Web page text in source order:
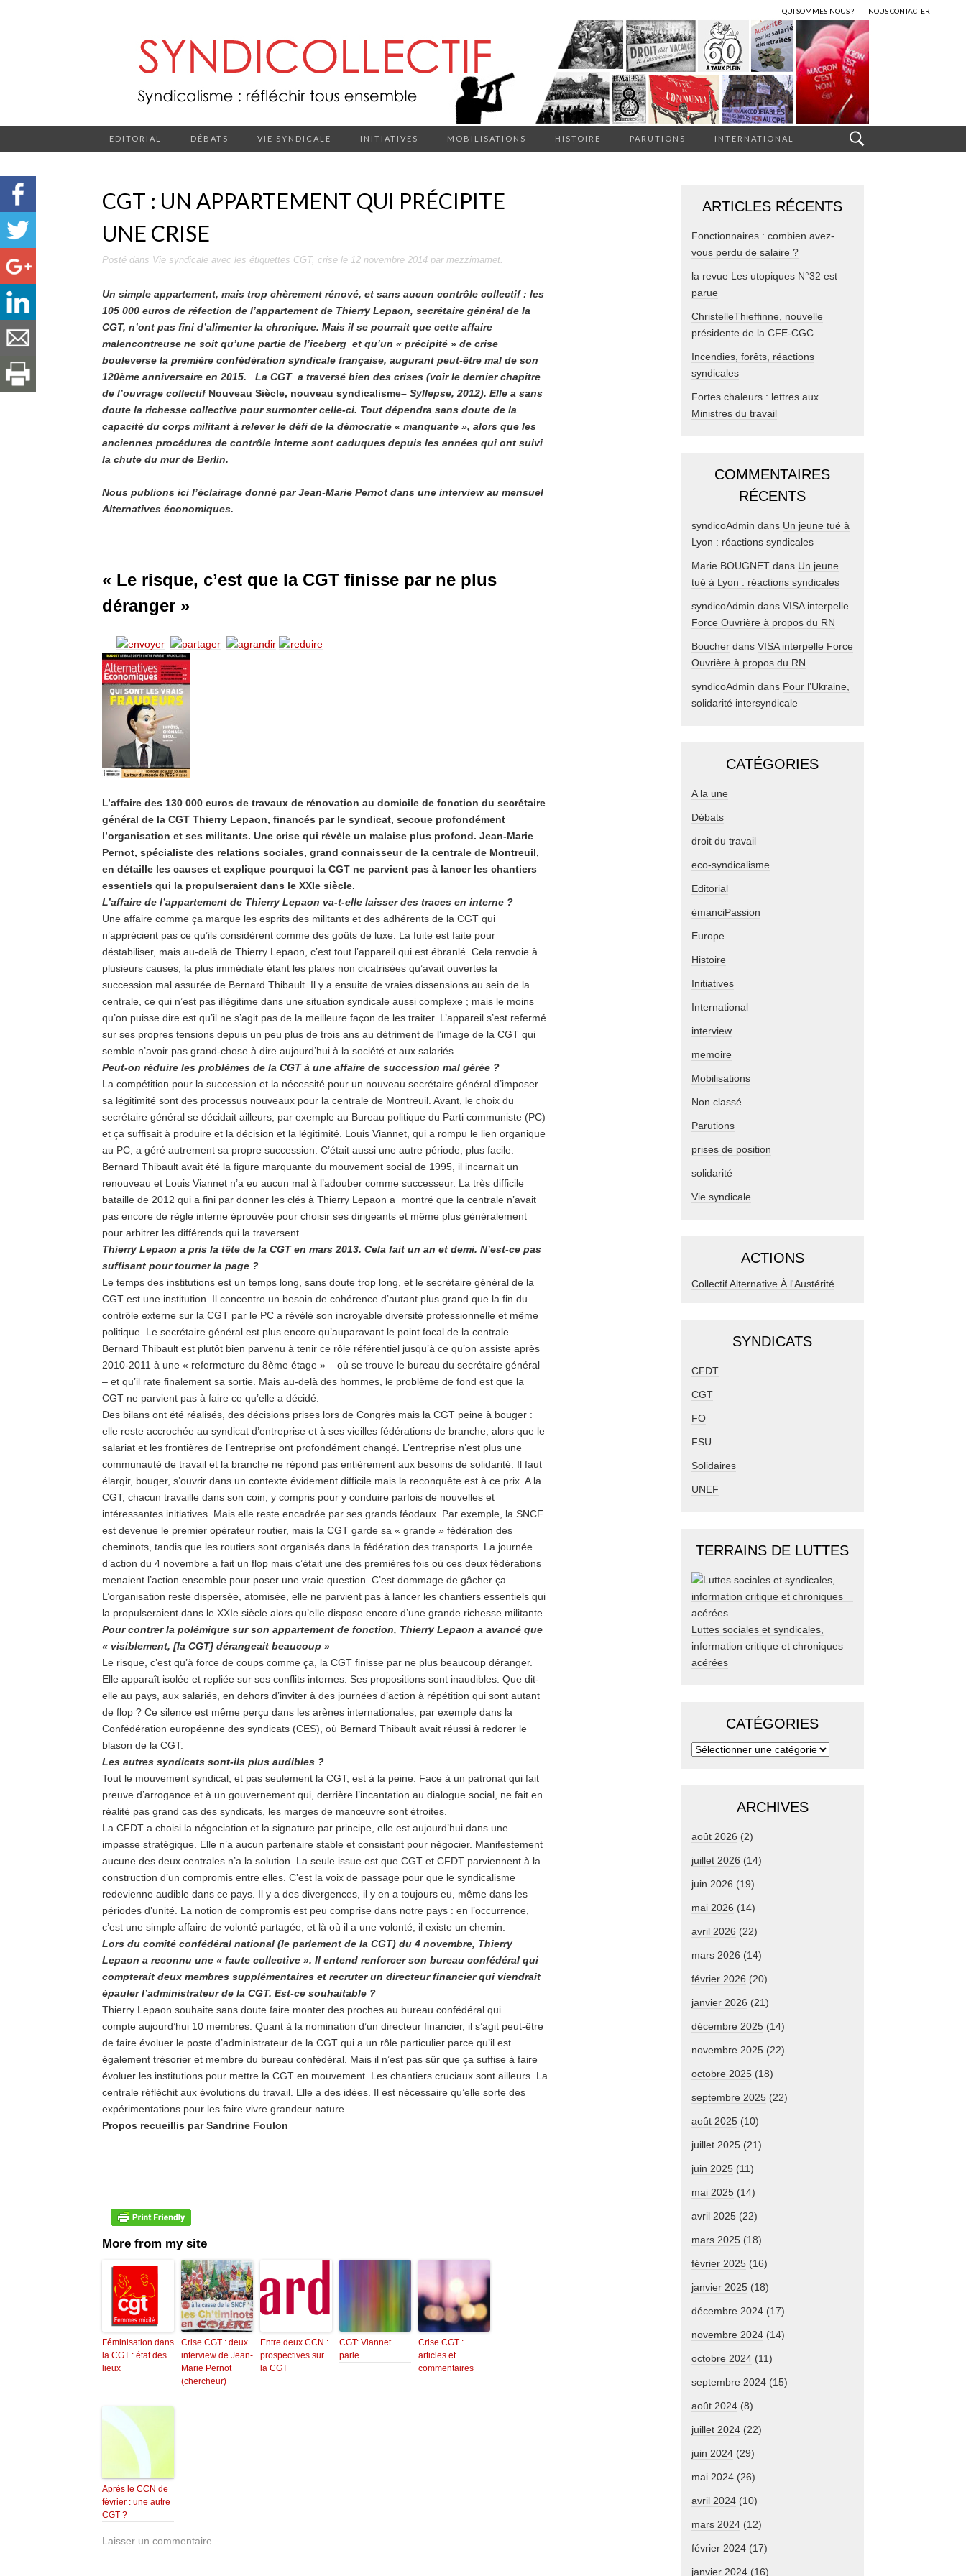
QUI SOMMES-NOUS ? NOUS CONTACTER
EDITORIAL DÉBATS VIE SYNDICALE INITIATIVES MOBILISATIONS HISTOIRE PARUTIONS INTERNATIONAL
CGT : UN APPARTEMENT QUI PRÉCIPITE
UNE CRISE
Posté dans Vie syndicale avec les étiquettes CGT, crise le 12 novembre 2014 par mezzimamet.
Un simple appartement, mais trop chèrement rénové, et sans aucun contrôle collectif : les
105 000 euros de réfection de l’appartement de Thierry Lepaon, secrétaire général de la
CGT, n’ont pas fini d’alimenter la chronique. Mais il se pourrait que cette affaire
malencontreuse ne soit qu’une partie de l’iceberg et qu’un « précipité » de crise
bouleverse la première confédération syndicale française, augurant peut-être mal de son
120ème anniversaire en 2015. La CGT a traversé bien des crises (voir le dernier chapitre
de l’ouvrage collectif Nouveau Siècle, nouveau syndicalisme– Syllepse, 2012). Elle a sans
doute la richesse collective pour surmonter celle-ci. Tout dépendra sans doute de la
capacité du corps militant à relever le défi de la démocratie « manquante », alors que les
anciennes procédures de contrôle interne sont caduques depuis les années qui ont suivi
la chute du mur de Berlin.
Nous publions ici l’éclairage donné par Jean-Marie Pernot dans une interview au mensuel
Alternatives économiques.
« Le risque, c’est que la CGT finisse par ne plus
déranger »
L’affaire des 130 000 euros de travaux de rénovation au domicile de fonction du secrétaire
général de la CGT Thierry Lepaon, financés par le syndicat, secoue profondément
l’organisation et ses militants. Une crise qui révèle un malaise plus profond. Jean-Marie
Pernot, spécialiste des relations sociales, grand connaisseur de la centrale de Montreuil,
en détaille les causes et explique pourquoi la CGT ne parvient pas à lancer les chantiers
essentiels qui la propulseraient dans le XXIe siècle.
L’affaire de l’appartement de Thierry Lepaon va-t-elle laisser des traces en interne ?
Une affaire comme ça marque les esprits des militants et des adhérents de la CGT qui
n’apprécient pas ce qu’ils considèrent comme des goûts de luxe. La fuite est faite pour
déstabiliser, mais au-delà de Thierry Lepaon, c’est tout l’appareil qui est ébranlé. Cela renvoie à
plusieurs causes, la plus immédiate étant les plaies non cicatrisées qu’avait ouvertes la
succession mal assurée de Bernard Thibault. Il y a ensuite de vraies dissensions au sein de la
centrale, ce qui n’est pas illégitime dans une situation syndicale aussi complexe ; mais le moins
qu’on puisse dire est qu’il ne s’agit pas de la meilleure façon de les traiter. L’appareil s’est refermé
sur ses propres tensions depuis un peu plus de trois ans au détriment de l’image de la CGT qui
semble n’avoir pas grand-chose à dire aujourd’hui à la société et aux salariés.
Peut-on réduire les problèmes de la CGT à une affaire de succession mal gérée ?
La compétition pour la succession et la nécessité pour un nouveau secrétaire général d’imposer
sa légitimité sont des processus nouveaux pour la centrale de Montreuil. Avant, le choix du
secrétaire général se décidait ailleurs, par exemple au Bureau politique du Parti communiste (PC)
et ça suffisait à produire et la décision et la légitimité. Louis Viannet, qui a rompu le lien organique
au PC, a géré autrement sa propre succession. C’était aussi une autre période, plus facile.
Bernard Thibault avait été la figure marquante du mouvement social de 1995, il incarnait un
renouveau et Louis Viannet n’a eu aucun mal à l’adouber comme successeur. La très difficile
bataille de 2012 qui a fini par donner les clés à Thierry Lepaon a montré que la centrale n’avait
pas encore de règle interne éprouvée pour choisir ses dirigeants et même plus généralement
pour arbitrer les différends qui la traversent.
Thierry Lepaon a pris la tête de la CGT en mars 2013. Cela fait un an et demi. N’est-ce pas
suffisant pour tourner la page ?
Le temps des institutions est un temps long, sans doute trop long, et le secrétaire général de la
CGT est une institution. Il concentre un besoin de cohérence d’autant plus grand que la fin du
contrôle externe sur la CGT par le PC a révélé son incroyable diversité professionnelle et même
politique. Le secrétaire général est plus encore qu’auparavant le point focal de la centrale.
Bernard Thibault est plutôt bien parvenu à tenir ce rôle référentiel jusqu’à ce qu’on assiste après
2010-2011 à une « refermeture du 8ème étage » – où se trouve le bureau du secrétaire général
– et qu’il rate finalement sa sortie. Mais au-delà des hommes, le problème de fond est que la
CGT ne parvient pas à faire ce qu’elle a décidé.
Des bilans ont été réalisés, des décisions prises lors de Congrès mais la CGT peine à bouger :
elle reste accrochée au syndicat d’entreprise et à ses vieilles fédérations de branche, alors que le
salariat et les frontières de l’entreprise ont profondément changé. L’entreprise n’est plus une
communauté de travail et la branche ne répond pas entièrement aux besoins de solidarité. Il faut
élargir, bouger, s’ouvrir dans un contexte évidement difficile mais la reconquête est à ce prix. A la
CGT, chacun travaille dans son coin, y compris pour y conduire parfois de nouvelles et
intéressantes initiatives. Mais elle reste encadrée par ses grands féodaux. Par exemple, la SNCF
est devenue le premier opérateur routier, mais la CGT garde sa « grande » fédération des
cheminots, tandis que les routiers sont organisés dans la fédération des transports. La journée
d’action du 4 novembre a fait un flop mais c’était une des premières fois où ces deux fédérations
menaient l’action ensemble pour poser une vraie question. C’est dommage de gâcher ça.
L’organisation reste dispersée, atomisée, elle ne parvient pas à lancer les chantiers essentiels qui
la propulseraient dans le XXIe siècle alors qu’elle dispose encore d’une grande richesse militante.
Pour contrer la polémique sur son appartement de fonction, Thierry Lepaon a avancé que
« visiblement, [la CGT] dérangeait beaucoup »
Le risque, c’est qu’à force de coups comme ça, la CGT finisse par ne plus beaucoup déranger.
Elle apparaît isolée et repliée sur ses conflits internes. Ses propositions sont inaudibles. Que dit-
elle au pays, aux salariés, en dehors d’inviter à des journées d’action à répétition qui sont autant
de flop ? Ce silence est même perçu dans les arènes internationales, par exemple dans la
Confédération européenne des syndicats (CES), où Bernard Thibault avait réussi à redorer le
blason de la CGT.
Les autres syndicats sont-ils plus audibles ?
Tout le mouvement syndical, et pas seulement la CGT, est à la peine. Face à un patronat qui fait
preuve d’arrogance et à un gouvernement qui, derrière l’incantation au dialogue social, ne fait en
réalité pas grand cas des syndicats, les marges de manœuvre sont étroites.
La CFDT a choisi la négociation et la signature par principe, elle est aujourd’hui dans une
impasse stratégique. Elle n’a aucun partenaire stable et consistant pour négocier. Manifestement
aucune des deux centrales n’a la solution. La seule issue est que CGT et CFDT parviennent à la
construction d’un compromis entre elles. C’est la voix de passage pour que le syndicalisme
redevienne audible dans ce pays. Il y a des divergences, il y en a toujours eu, même dans les
périodes d’unité. La notion de compromis est peu comprise dans notre pays : en l’occurrence,
c’est une simple affaire de volonté partagée, et là où il a une volonté, il existe un chemin.
Lors du comité confédéral national (le parlement de la CGT) du 4 novembre, Thierry
Lepaon a reconnu une « faute collective ». Il entend renforcer son bureau confédéral qui
compterait deux membres supplémentaires et recruter un directeur financier qui viendrait
épauler l’administrateur de la CGT. Est-ce souhaitable ?
Thierry Lepaon souhaite sans doute faire monter des proches au bureau confédéral qui
compte aujourd’hui 10 membres. Quant à la nomination d’un directeur financier, il s’agit peut-être
de faire évoluer le poste d’administrateur de la CGT qui a un rôle particulier parce qu’il est
également trésorier et membre du bureau confédéral. Mais il n’est pas sûr que ça suffise à faire
évoluer les institutions pour mettre la CGT en mouvement. Les chantiers cruciaux sont ailleurs. La
centrale réfléchit aux évolutions du travail. Elle a des idées. Il est nécessaire qu’elle sorte des
expérimentations pour les faire vivre grandeur nature.
Propos recueillis par Sandrine Foulon
More from my site
Féminisation dans
la CGT : état des
lieux
Crise CGT : deux
interview de Jean-
Marie Pernot
(chercheur)
Entre deux CCN :
prospectives sur
la CGT
CGT: Viannet
parle
Crise CGT :
articles et
commentaires
Après le CCN de
février : une autre
CGT ?
Laisser un commentaire
ARTICLES RÉCENTS
Fonctionnaires : combien avez-
vous perdu de salaire ?
la revue Les utopiques N°32 est
parue
ChristelleThieffinne, nouvelle
présidente de la CFE-CGC
Incendies, forêts, réactions
syndicales
Fortes chaleurs : lettres aux
Ministres du travail
COMMENTAIRES
RÉCENTS
syndicoAdmin dans Un jeune tué à
Lyon : réactions syndicales
Marie BOUGNET dans Un jeune
tué à Lyon : réactions syndicales
syndicoAdmin dans VISA interpelle
Force Ouvrière à propos du RN
Boucher dans VISA interpelle Force
Ouvrière à propos du RN
syndicoAdmin dans Pour l’Ukraine,
solidarité intersyndicale
CATÉGORIES
A la une
Débats
droit du travail
eco-syndicalisme
Editorial
émanciPassion
Europe
Histoire
Initiatives
International
interview
memoire
Mobilisations
Non classé
Parutions
prises de position
solidarité
Vie syndicale
ACTIONS
Collectif Alternative À l'Austérité
SYNDICATS
CFDT
CGT
FO
FSU
Solidaires
UNEF
TERRAINS DE LUTTES
Luttes sociales et syndicales,
information critique et chroniques
acérées
CATÉGORIES
ARCHIVES
août 2026 (2)
juillet 2026 (14)
juin 2026 (19)
mai 2026 (14)
avril 2026 (22)
mars 2026 (14)
février 2026 (20)
janvier 2026 (21)
décembre 2025 (14)
novembre 2025 (22)
octobre 2025 (18)
septembre 2025 (22)
août 2025 (10)
juillet 2025 (21)
juin 2025 (11)
mai 2025 (14)
avril 2025 (22)
mars 2025 (18)
février 2025 (16)
janvier 2025 (18)
décembre 2024 (17)
novembre 2024 (14)
octobre 2024 (11)
septembre 2024 (15)
août 2024 (8)
juillet 2024 (22)
juin 2024 (29)
mai 2024 (26)
avril 2024 (10)
mars 2024 (12)
février 2024 (17)
janvier 2024 (16)